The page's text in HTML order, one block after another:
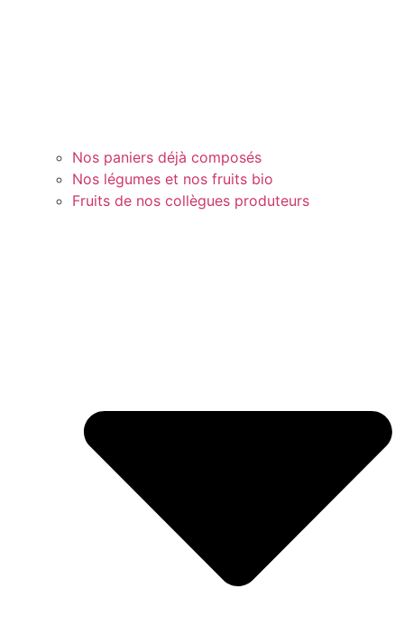
Nos paniers déjà composés
Nos légumes et nos fruits bio
Fruits de nos collègues produteurs